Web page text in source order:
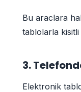
Bu araclara
tablolarla kisitli
3.
Elektronik